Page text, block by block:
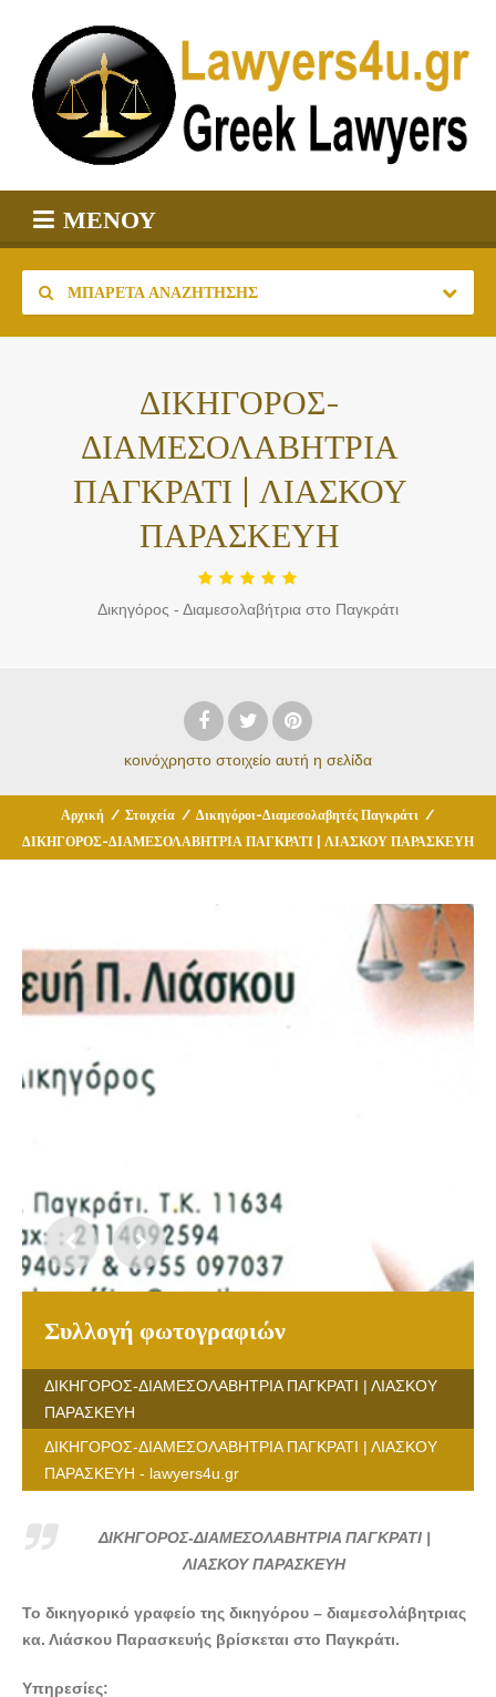
ΜΕΝΟΎ
ΜΠΑΡΈΤΑ ΑΝΑΖΉΤΗΣΗΣ
ΔΙΚΗΓΟΡΟΣ-
ΔΙΑΜΕΣΟΛΑΒΗΤΡΙΑ
ΠΑΓΚΡΑΤΙ | ΛΙΑΣΚΟΥ
ΠΑΡΑΣΚΕΥΗ
Δικηγόρος - Διαμεσολαβήτρια στο Παγκράτι
κοινόχρηστο στοιχείο αυτή η σελίδα
Αρχική / Στοιχεία / Δικηγόροι-Διαμεσολαβητές Παγκράτι /
ΔΙΚΗΓΟΡΟΣ-ΔΙΑΜΕΣΟΛΑΒΗΤΡΙΑ ΠΑΓΚΡΑΤΙ | ΛΙΑΣΚΟΥ ΠΑΡΑΣΚΕΥΗ
Συλλογή φωτογραφιών
ΔΙΚΗΓΟΡΟΣ-ΔΙΑΜΕΣΟΛΑΒΗΤΡΙΑ ΠΑΓΚΡΑΤΙ | ΛΙΑΣΚΟΥ
ΠΑΡΑΣΚΕΥΗ
ΔΙΚΗΓΟΡΟΣ-ΔΙΑΜΕΣΟΛΑΒΗΤΡΙΑ ΠΑΓΚΡΑΤΙ | ΛΙΑΣΚΟΥ
ΠΑΡΑΣΚΕΥΗ - lawyers4u.gr
ΔΙΚΗΓΟΡΟΣ-ΔΙΑΜΕΣΟΛΑΒΗΤΡΙΑ ΠΑΓΚΡΑΤΙ |
ΛΙΑΣΚΟΥ ΠΑΡΑΣΚΕΥΗ
Το δικηγορικό γραφείο της δικηγόρου – διαμεσολάβητριας
κα. Λιάσκου Παρασκευής βρίσκεται στο Παγκράτι.
Υπηρεσίες: